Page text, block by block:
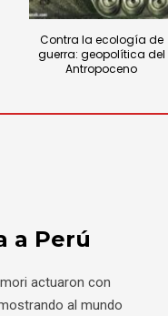
Contra la ecología de
guerra: geopolítica del
Antropoceno
a Perú
actuaron con
al mundo